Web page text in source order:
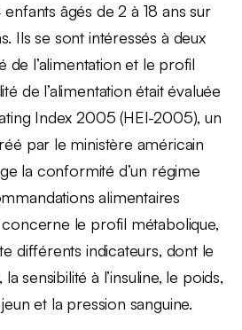
âgés de 2 à 18 ans sur
Ils se sont intéressés à deux
de l’alimentation et le profil
de l’alimentation était évaluée
Index 2005 (HEI-2005), un
par le ministère américain
la conformité d’un régime
alimentaires
le profil métabolique,
différents indicateurs, dont le
la sensibilité à l’insuline, le poids,
et la pression sanguine.